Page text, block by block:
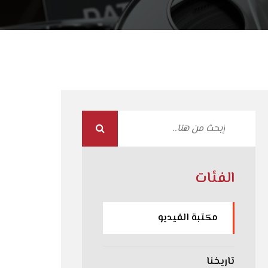
الفئات
مكتبة الفيديو
تاريخنا